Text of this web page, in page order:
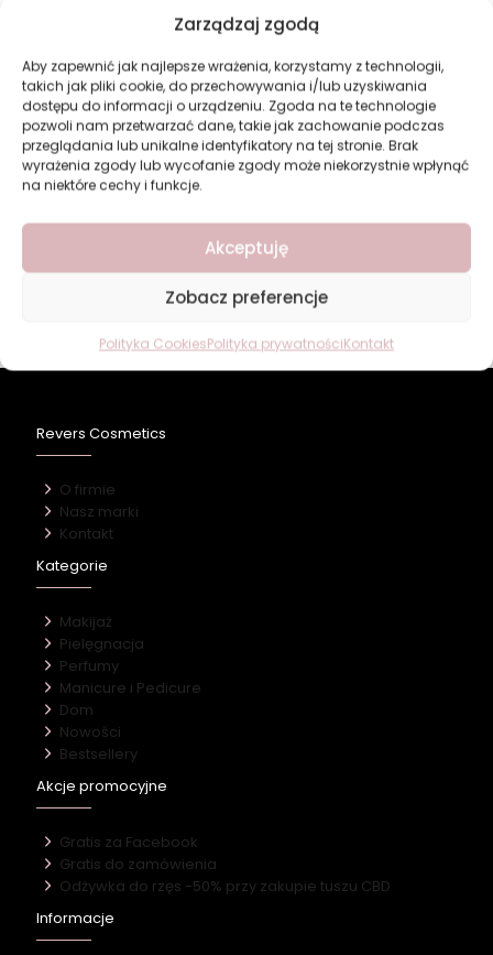
Zarządzaj zgodą
Aby zapewnić jak najlepsze wrażenia, korzystamy z technologii,
takich jak pliki cookie, do przechowywania i/lub uzyskiwania
dostępu do informacji o urządzeniu. Zgoda na te technologie
pozwoli nam przetwarzać dane, takie jak zachowanie podczas
przeglądania lub unikalne identyfikatory na tej stronie. Brak
wyrażenia zgody lub wycofanie zgody może niekorzystnie wpłynąć
na niektóre cechy i funkcje.
Akceptuję
Zobacz preferencje
Polityka CookiesPolityka prywatnościKontakt
LOTUS Sultan Midnight
15,77zł
Revers Cosmetics
O firmie
Nasz marki
Kontakt
Kategorie
Makijaż
Pielęgnacja
Perfumy
Manicure i Pedicure
Dom
Nowości
Bestsellery
Akcje promocyjne
Gratis za Facebook
Gratis do zamówienia
Odżywka do rzęs -50% przy zakupie tuszu CBD
Informacje